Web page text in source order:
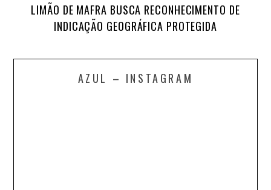
LIMÃO DE MAFRA BUSCA RECONHECIMENTO DE
INDICAÇÃO GEOGRÁFICA PROTEGIDA
AZUL – INSTAGRAM